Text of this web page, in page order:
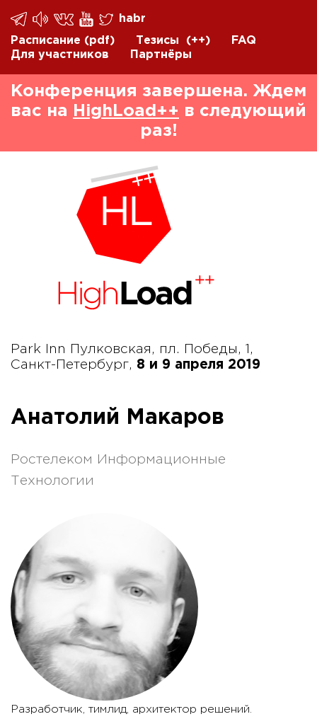
habr
Расписание (pdf) Тезисы (++)
FAQ
Для участников
Партнёры
Конференция завершена. Ждем
вас на
HighLoad++ в следующий
раз!
Park Inn Пулковская, пл. Победы, 1,
Санкт-Петербург, 8 и 9 апреля 2019
Анатолий Макаров
Ростелеком Информационные
Технологии
Разработчик, тимлид, архитектор решений.